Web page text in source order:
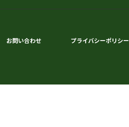
お問い合わせ プライバシーポリシー